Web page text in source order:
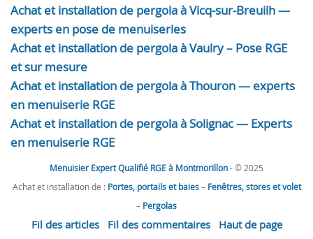
Achat et installation de pergola à Vicq-sur-Breuilh —
experts en pose de menuiseries
Achat et installation de pergola à Vaulry – Pose RGE
et sur mesure
Achat et installation de pergola à Thouron — experts
en menuiserie RGE
Achat et installation de pergola à Solignac — Experts
en menuiserie RGE
Menuisier Expert Qualifié RGE à Montmorillon- © 2025
Achat et installation de : Portes, portails et baies– Fenêtres, stores et volet
– Pergolas
Fil des articles Fil des commentaires Haut de page